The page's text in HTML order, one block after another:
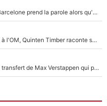
Ferran Torres a dit oui au PSG : Le FC Barcelone prend la parole alors qu'un transfert de l'attaquant espagnol prend forme
En plein cauchemar après son transfert à l'OM, Quinten Timber raconte ses doutes après sa signature à Marseille
F1 - Une légende de McLaren refuse le transfert de Max Verstappen qui pourrait «faire des vagues» et plomber l'ambiance dans l'équipe